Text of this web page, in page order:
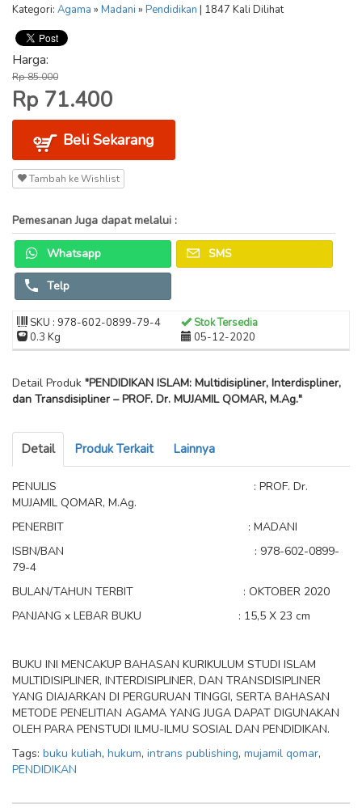
Kategori: Agama » Madani » Pendidikan | 1847 Kali Dilihat
Harga:
Rp 85.000
Rp 71.400
Beli Sekarang
Tambah ke Wishlist
Pemesanan Juga dapat melalui :
Whatsapp SMS
Telp
SKU : 978-602-0899-79-4
Stok Tersedia
0.3 Kg
05-12-2020
Detail Produk "PENDIDIKAN ISLAM: Multidisipliner, Interdispliner,
dan Transdisipliner – PROF. Dr. MUJAMIL QOMAR, M.Ag."
Detail Produk Terkait Lainnya
PENULIS : PROF. Dr.
MUJAMIL QOMAR, M.Ag.
PENERBIT : MADANI
ISBN/BAN : 978-602-0899-
79-4
BULAN/TAHUN TERBIT : OKTOBER 2020
PANJANG x LEBAR BUKU : 15,5 X 23 cm
BUKU INI MENCAKUP BAHASAN KURIKULUM STUDI ISLAM
MULTIDISIPLINER, INTERDISIPLINER, DAN TRANSDISIPLINER
YANG DIAJARKAN DI PERGURUAN TINGGI, SERTA BAHASAN
METODE PENELITIAN AGAMA YANG JUGA DAPAT DIGUNAKAN
OLEH PARA PENSTUDI ILMU-ILMU SOSIAL DAN PENDIDIKAN.
Tags: buku kuliah, hukum, intrans publishing, mujamil qomar,
PENDIDIKAN